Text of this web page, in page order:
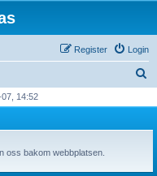
Login
Register
r
h
14:52
oss bakom webbplatsen.